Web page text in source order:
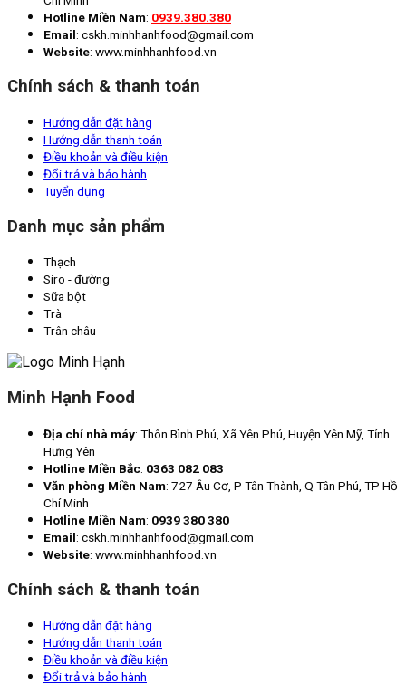
Hotline Miền Nam: 0939.380.380
Email: cskh.minhhanhfood@gmail.com
Website: www.minhhanhfood.vn
Chính sách & thanh toán
Hướng dẫn đặt hàng
Hướng dẫn thanh toán
Điều khoản và điều kiện
Đổi trả và bảo hành
Tuyển dụng
Danh mục sản phẩm
Thạch
Siro - đường
Sữa bột
Trà
Trân châu
Minh Hạnh Food
Địa chỉ nhà máy: Thôn Bình Phú, Xã Yên Phú, Huyện Yên Mỹ, Tỉnh
Hưng Yên
Hotline Miền Bắc: 0363 082 083
Văn phòng Miền Nam: 727 Âu Cơ, P Tân Thành, Q Tân Phú, TP Hồ
Chí Minh
Hotline Miền Nam: 0939 380 380
Email: cskh.minhhanhfood@gmail.com
Website: www.minhhanhfood.vn
Chính sách & thanh toán
Hướng dẫn đặt hàng
Hướng dẫn thanh toán
Điều khoản và điều kiện
Đổi trả và bảo hành